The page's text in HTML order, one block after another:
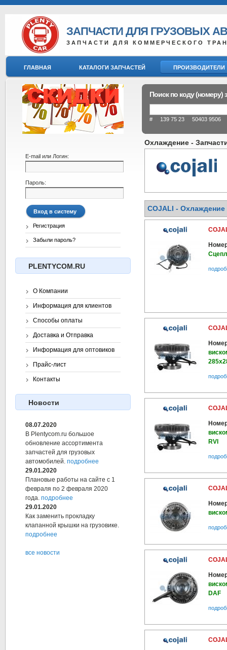
ЗАПЧАСТИ ДЛЯ ГРУЗОВЫХ
ЗАПЧАСТИ ДЛЯ КОММЕРЧЕСКОГО
ГЛАВНАЯ КАТАЛОГИ ЗАПЧАСТЕЙ ПРОИЗВОДИТЕЛИ
Поиск по коду (номеру)
# 139 75 23 50403 9506
Охлаждение -
COJALI -
RVI
DAF
E-mail или Логин:
Пароль:
Регистрация
Забыли пароль?
PLENTYCOM.RU
О Компании
Информация для клиентов
Способы оплаты
Доставка и Отправка
Информация для оптовиков
Прайс-лист
Контакты
Новости
08.07.2020
В Plentycom.ru большое
обновление ассортимента
запчастей для грузовых
автомобилей. подробнее
29.01.2020
Плановые работы на сайте с 1
февраля по 2 февраля 2020
года. подробнее
29.01.2020
Как заменить прокладку
клапанной крышки на грузовике.
подробнее
все новости